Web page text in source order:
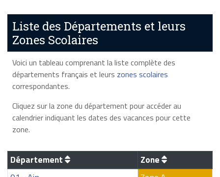
Liste des Départements et leurs
Zones Scolaires
Voici un tableau comprenant la liste complète des
départements français et leurs zones scolaires
correspondantes.
Cliquez sur la zone du département pour accéder au
calendrier indiquant les dates des vacances pour cette
zone.
Département
Zone